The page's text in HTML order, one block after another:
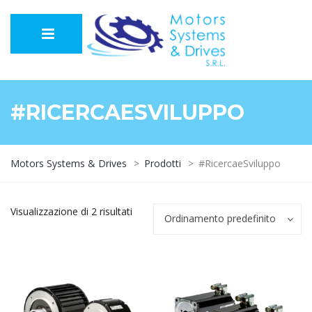
#RICERCAESVILUPPO
Motors Systems & Drives > Prodotti > #RicercaeSviluppo
Visualizzazione di 2 risultati
Ordinamento predefinito